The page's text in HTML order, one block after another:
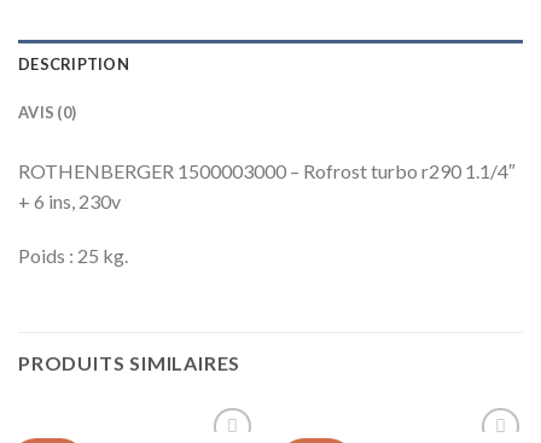
DESCRIPTION
AVIS (0)
ROTHENBERGER 1500003000 – Rofrost turbo r290 1.1/4″
+ 6 ins, 230v
Poids : 25 kg.
PRODUITS SIMILAIRES